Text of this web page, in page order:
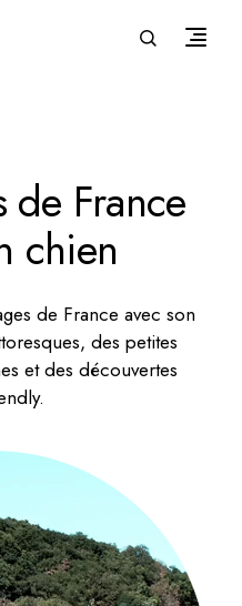
de France
chien
de France avec son
des petites
et des découvertes